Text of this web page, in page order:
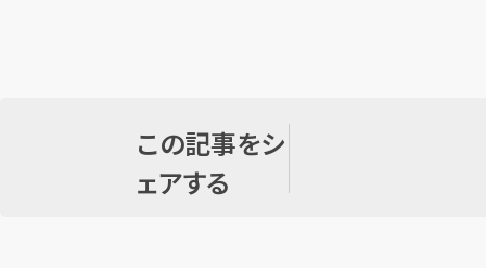
この記事をシ
ェアする